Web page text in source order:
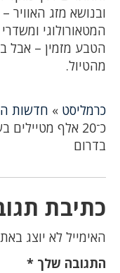
ובנושא מזג האוויר
המטאורולוגי
הטבע מזמין – אבל
מהטיול.
כרמליסט » חדשות
כ־20 אלף
בדרום
כתיבת
האימייל לא יוצג
התגובה שלך *